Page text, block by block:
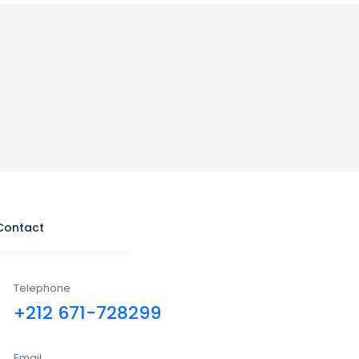
Telephone
+212 671-728299